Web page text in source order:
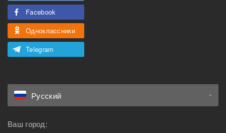
Facebook
Одноклассники
Telegram
Русский
Ваш город: